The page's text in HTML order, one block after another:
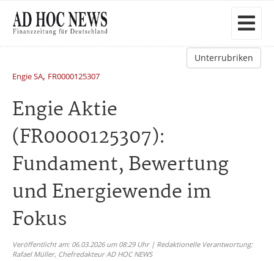
Unterrubriken
Engie SA, FR0000125307
Engie Aktie
(FR0000125307):
Fundament, Bewertung
und Energiewende im
Fokus
Veröffentlicht am: 06.03.2026 um 08:29 Uhr | Redaktionelle Verantwortung:
Rafael Müller, Chefredakteur AD HOC NEWS